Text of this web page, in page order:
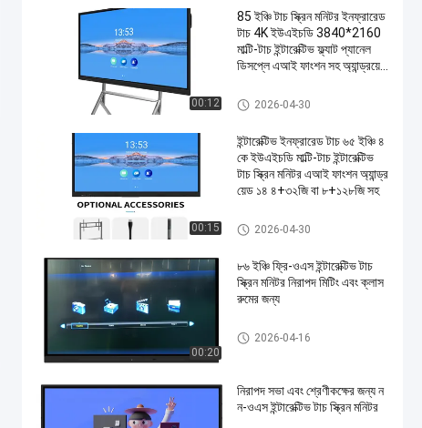
00:12
85 ইঞ্চি টাচ স্ক্রিন মনিটর ইনফ্রারেড
টাচ 4K ইউএইচডি 3840*2160
মাল্টি-টাচ ইন্টারেক্টিভ ফ্ল্যাট প্যানেল
ডিসপ্লে এআই ফাংশন সহ অ্যান্ড্রয়েড
ইন্টারেক্টিভ টাচ স্ক্রিন মনিটর
2026-04-30
00:15
ইন্টারেক্টিভ ইনফ্রারেড টাচ ৬৫ ইঞ্চি ৪
কে ইউএইচডি মাল্টি-টাচ ইন্টারেক্টিভ
টাচ স্ক্রিন মনিটর এআই ফাংশন অ্যান্ড্র
য়েড ১৪ ৪+৩২জি বা ৮+১২৮জি সহ
ইন্টারেক্টিভ টাচ স্ক্রিন মনিটর
2026-04-30
00:20
৮৬ ইঞ্চি ফ্রি-ওএস ইন্টারেক্টিভ টাচ
স্ক্রিন মনিটর নিরাপদ মিটিং এবং ক্লাস
রুমের জন্য
ইন্টারেক্টিভ টাচ স্ক্রিন মনিটর
2026-04-16
নিরাপদ সভা এবং শ্রেণীকক্ষের জন্য ন
ন-ওএস ইন্টারেক্টিভ টাচ স্ক্রিন মনিটর